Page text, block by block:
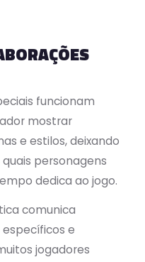
funcionam
mostrar
e estilos, deixando
personagens
dedica ao jogo.
comunica
e
jogadores